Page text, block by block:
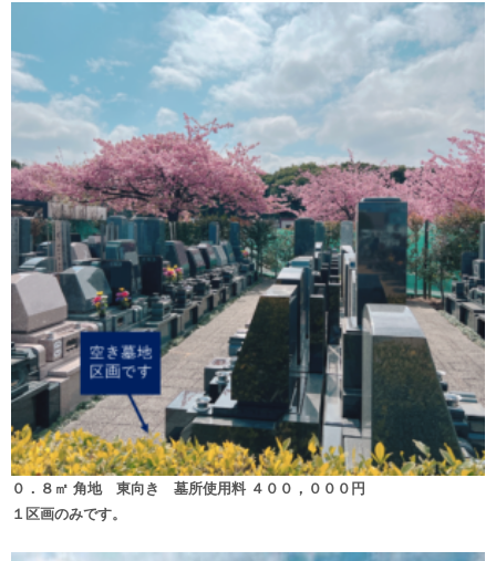
０．８㎡ 角地 東向き 墓所使用料 ４００，０００円
１区画のみです。